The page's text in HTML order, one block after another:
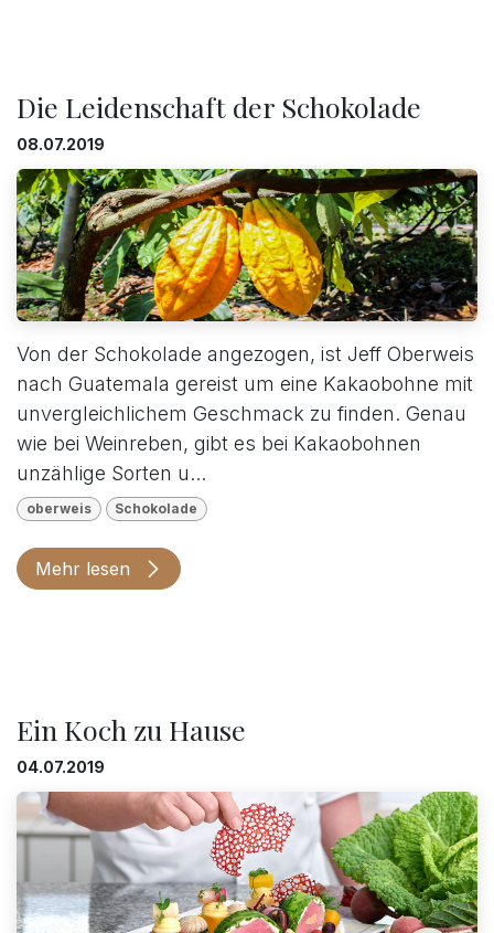
Die Leidenschaft der Schokolade
08.07.2019
Von der Schokolade angezogen, ist Jeff Oberweis
nach Guatemala gereist um eine Kakaobohne mit
unvergleichlichem Geschmack zu finden. Genau
wie bei Weinreben, gibt es bei Kakaobohnen
unzählige Sorten u...
oberweis Schokolade
Mehr lesen
Ein Koch zu Hause
04.07.2019